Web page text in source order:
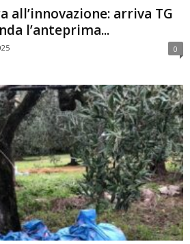
all’innovazione: arriva TG
l’anteprima...
0